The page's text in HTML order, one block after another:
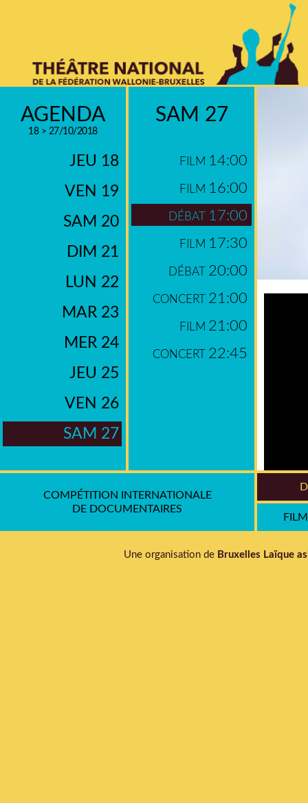
AGENDA
18 > 27/10/2018
JEU 18
VEN 19
SAM 20
DIM 21
LUN 22
MAR 23
MER 24
JEU 25
VEN 26
SAM 27
SAM 27
FILM 14:00
FILM 16:00
DÉBAT 17:00
FILM 17:30
DÉBAT 20:00
CONCERT 21:00
FILM 21:00
CONCERT 22:45
sont
de la
COMPÉTITION INTERNATIONALE
DE DOCUMENTAIRES
Une organisation de Bruxelles Laïque